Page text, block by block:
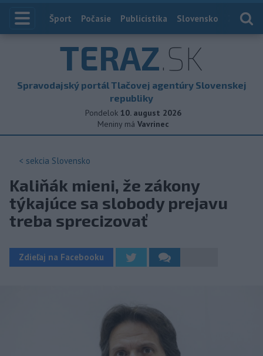
Index
Šport Počasie Publicistika Slovensko
TERAZ.SK
Spravodajský portál Tlačovej agentúry Slovenskej
republiky
Pondelok 10. august 2026
Meniny má Vavrinec
< sekcia Slovensko
Kaliňák mieni, že zákony
týkajúce sa slobody prejavu
treba sprecizovať
Zdieľaj na Facebooku